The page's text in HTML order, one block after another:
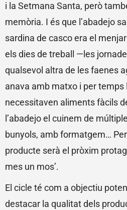
i la Setmana Santa, però
memòria. I és que l’abadejo
sardina de casco era el
els dies de treball —les
qualsevol altra de les faenes
anava amb matxo i per temps
necessitaven aliments fàcils
l’abadejo el cuinem de
bunyols, amb formatgem…
producte serà el pròxim
mes un mos’.
El cicle té com a objectiu
destacar la qualitat dels